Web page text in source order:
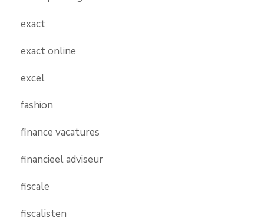
exact
exact online
excel
fashion
finance vacatures
financieel adviseur
fiscale
fiscalisten